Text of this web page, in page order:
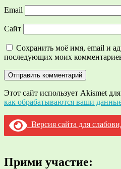
Email
Сайт
Сохранить моё имя, email и
последующих моих
Этот сайт использует Akismet
как обрабатываются ваши
Версия сайта для
Прими участие: